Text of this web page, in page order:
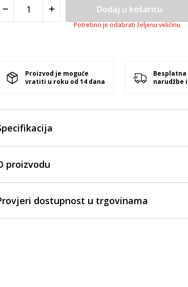
Dodaj u košaricu
Potrebno je odabrati željenu veličinu
Proizvod je moguće
vratiti u roku od 14 dana
narudžbe
proizvodu
dostupnost u trgovinama